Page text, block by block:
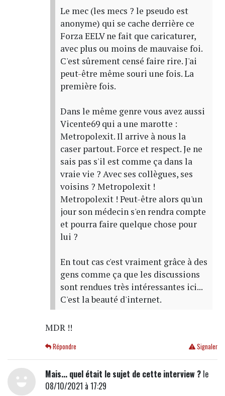
Le mec (les mecs ? le pseudo est
anonyme) qui se cache derrière ce
Forza EELV ne fait que caricaturer,
avec plus ou moins de mauvaise foi.
C'est sûrement censé faire rire. J'ai
peut-être même souri une fois. La
première fois.
Dans le même genre vous avez aussi
Vicente69 qui a une marotte :
Metropolexit. Il arrive à nous la
caser partout. Force et respect. Je ne
sais pas s'il est comme ça dans la
vraie vie ? Avec ses collègues, ses
voisins ? Metropolexit !
Metropolexit ! Peut-être alors qu'un
jour son médecin s'en rendra compte
et pourra faire quelque chose pour
lui ?
En tout cas c'est vraiment grâce à des
gens comme ça que les discussions
sont rendues très intéressantes ici...
C'est la beauté d'internet.
MDR !!
Signaler
Répondre
Mais... quel était le sujet de cette interview ?le
08/10/2021 à 17:29